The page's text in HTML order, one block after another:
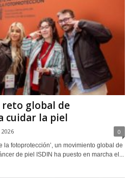
reto global de
cuidar la piel
0
la fotoprotección’, un movimiento global de
de piel ISDIN ha puesto en marcha el...